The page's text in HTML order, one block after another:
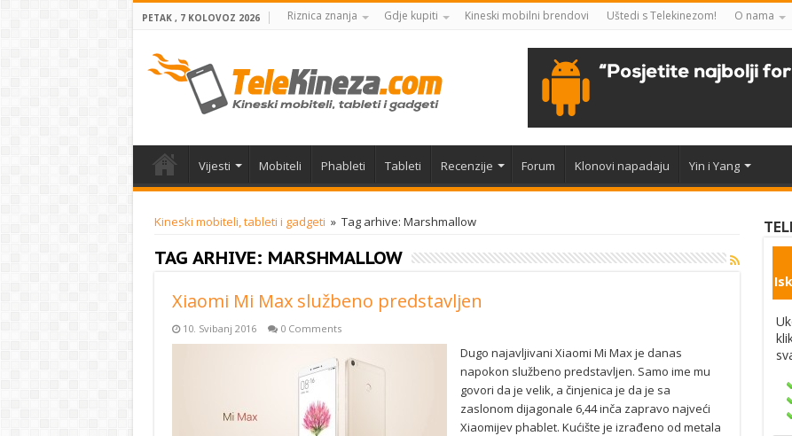
PETAK , 7 KOLOVOZ 2026 Riznica znanja Gdje kupiti Kineski mobilni brendovi Uštedi s Telekinezom! O nama
Vijesti Mobiteli Phableti Tableti Recenzije Forum Klonovi napadaju Yin i Yang
Kineski mobiteli, tableti i gadgeti » Tag arhive: Marshmallow
TAG ARHIVE: MARSHMALLOW
Xiaomi Mi Max službeno predstavljen
10. Svibanj 2016 0 Comments
Dugo najavljivani Xiaomi Mi Max je danas
napokon službeno predstavljen. Samo ime mu
govori da je velik, a činjenica je da je sa
zaslonom dijagonale 6,44 inča zapravo najveći
Xiaomijev phablet. Kućište je izrađeno od metala